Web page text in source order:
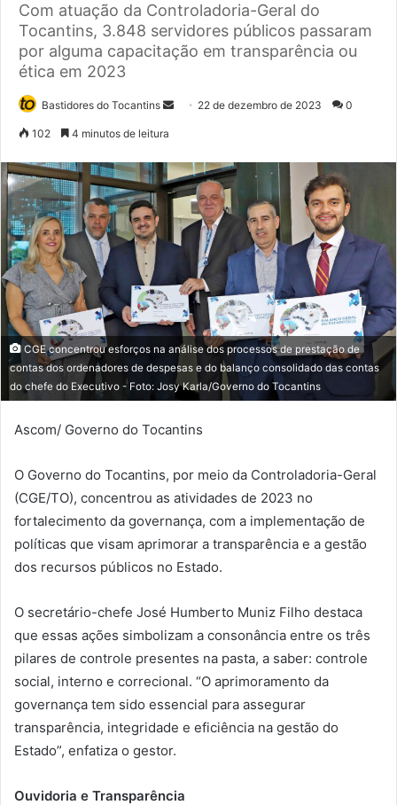
Com atuação da Controladoria-Geral do
Tocantins, 3.848 servidores públicos passaram
por alguma capacitação em transparência ou
ética em 2023
Bastidores do Tocantins
d
e
m
m
a
22 de dezembro de 2023 0
102 4 minutos de leitura
CGE concentrou esforços na análise dos processos de prestação de
contas dos ordenadores de despesas e do balanço consolidado das contas
do chefe do Executivo - Foto: Josy Karla/Governo do Tocantins
Ascom/ Governo do Tocantins
O Governo do Tocantins, por meio da Controladoria-Geral
(CGE/TO), concentrou as atividades de 2023 no
fortalecimento da governança, com a implementação de
políticas que visam aprimorar a transparência e a gestão
dos recursos públicos no Estado.
O secretário-chefe José Humberto Muniz Filho destaca
que essas ações simbolizam a consonância entre os três
pilares de controle presentes na pasta, a saber: controle
social, interno e correcional. “O aprimoramento da
governança tem sido essencial para assegurar
transparência, integridade e eficiência na gestão do
Estado”, enfatiza o gestor.
Ouvidoria e Transparência